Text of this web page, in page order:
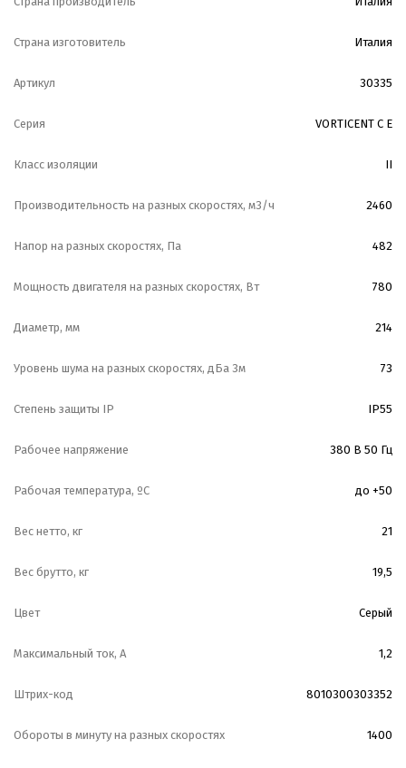
Страна изготовитель Италия
Артикул 30335
Серия VORTICENT C E
Класс изоляции II
Производительность на разных скоростях, м3/ч 2460
Напор на разных скоростях, Па 482
Мощность двигателя на разных скоростях, Вт 780
Диаметр, мм 214
Уровень шума на разных скоростях, дБа 3м 73
Степень защиты IP IP55
Рабочее напряжение 380 В 50 Гц
Рабочая температура, ºС до +50
Вес нетто, кг 21
Вес брутто, кг 19,5
Цвет Серый
Максимальный ток, А 1,2
Штрих-код 8010300303352
Обороты в минуту на разных скоростях 1400